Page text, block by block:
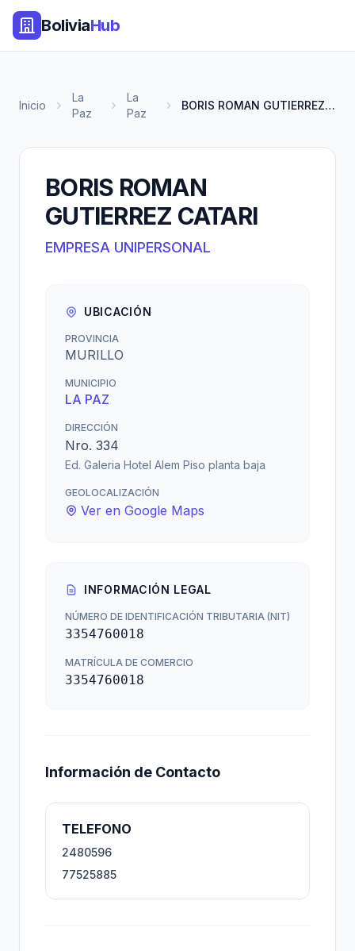
BoliviaHub
Inicio
La
Paz
La
Paz
BORIS ROMAN GUTIERREZ CATARI
BORIS ROMAN
GUTIERREZ CATARI
EMPRESA UNIPERSONAL
UBICACIÓN
PROVINCIA
MURILLO
MUNICIPIO
LA PAZ
DIRECCIÓN
Nro. 334
Ed. Galeria Hotel Alem Piso planta baja
GEOLOCALIZACIÓN
Ver en Google Maps
INFORMACIÓN LEGAL
NÚMERO DE IDENTIFICACIÓN TRIBUTARIA (NIT)
3354760018
MATRÍCULA DE COMERCIO
3354760018
Información de Contacto
TELEFONO
2480596
77525885